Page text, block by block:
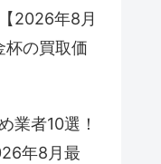
2026年8月
杯の買取価
業者10選！
年8月最